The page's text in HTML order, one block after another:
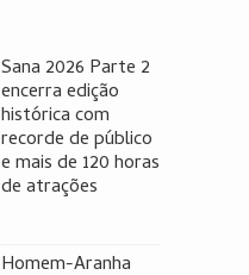
Sana 2026 Parte 2
encerra edição
histórica com
recorde de público
e mais de 120 horas
de atrações
Homem-Aranha